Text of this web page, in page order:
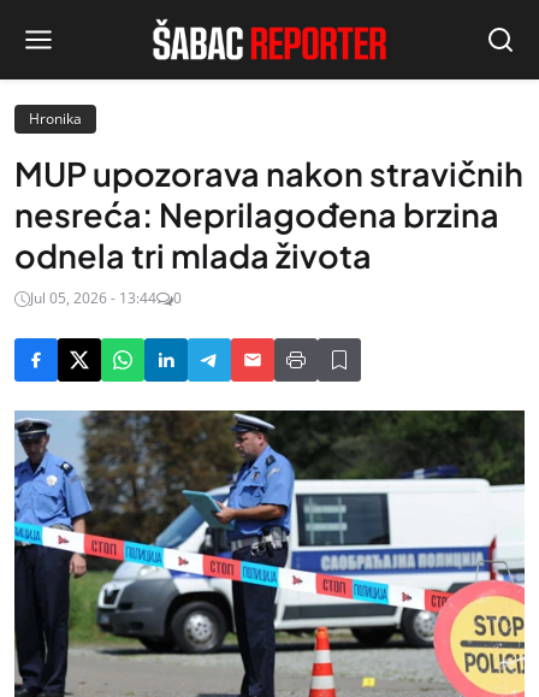
Hronika
MUP upozorava nakon stravičnih
nesreća: Neprilagođena brzina
odnela tri mlada života
Jul 05, 2026 - 13:44 0